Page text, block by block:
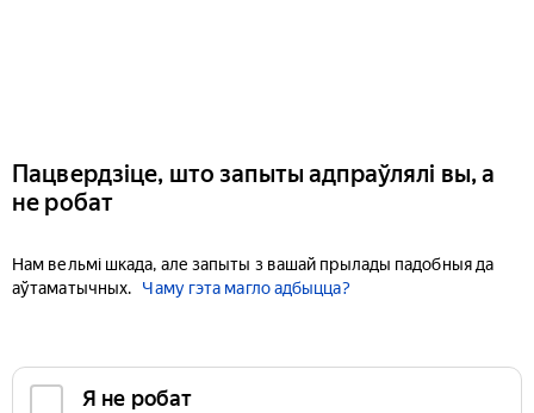
Пацвердзіце, што запыты адпраўлялі вы, а
не робат
Нам вельмі шкада, але запыты з вашай прылады падобныя да
аўтаматычных.
Чаму гэта магло адбыцца?
Я не робат